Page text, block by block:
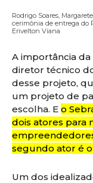
Rodrigo Soares,
cerimônia de entrega do
Erivelton Viana
A importância
diretor técnico
desse projeto,
um projeto de
escolha. E o
dois atores para
segundo ator é
Um dos